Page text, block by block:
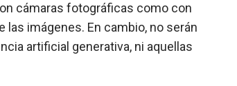
cámaras fotográficas como con
imágenes. En cambio, no serán
artificial generativa, ni aquellas